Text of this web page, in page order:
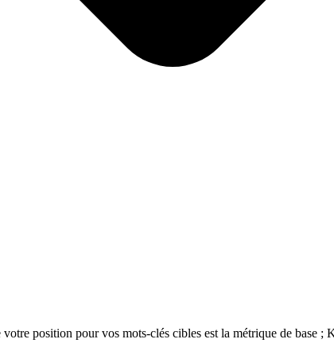
votre position pour vos mots-clés cibles est la métrique de base